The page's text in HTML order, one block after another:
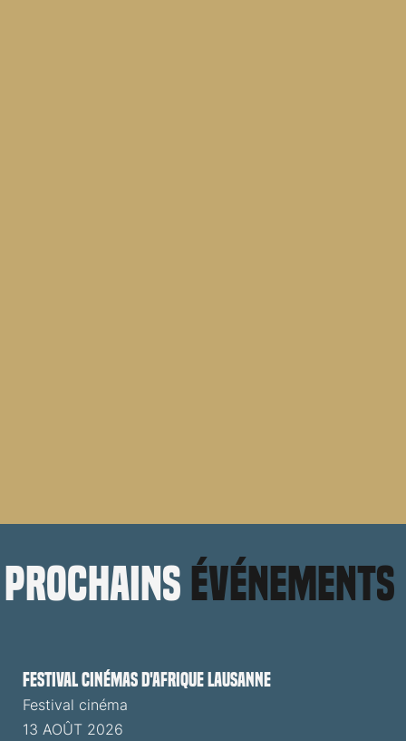
prochains événements
Festival cinémas d'Afrique Lausanne
Festival cinéma
13 AOÛT 2026